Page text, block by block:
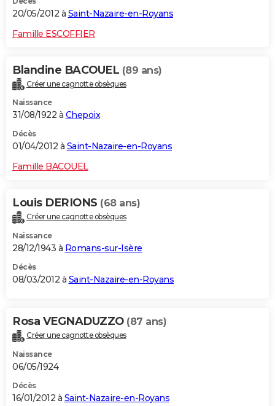
20/05/2012 à Saint-Nazaire-en-Royans
Famille ESCOFFIER
Blandine BACOUEL (89 ans)
Créer une cagnotte obsèques
Naissance
31/08/1922 à Chepoix
Décès
01/04/2012 à Saint-Nazaire-en-Royans
Famille BACOUEL
Louis DERIONS (68 ans)
Créer une cagnotte obsèques
Naissance
28/12/1943 à Romans-sur-Isère
Décès
08/03/2012 à Saint-Nazaire-en-Royans
Rosa VEGNADUZZO (87 ans)
Créer une cagnotte obsèques
Naissance
06/05/1924
Décès
16/01/2012 à Saint-Nazaire-en-Royans